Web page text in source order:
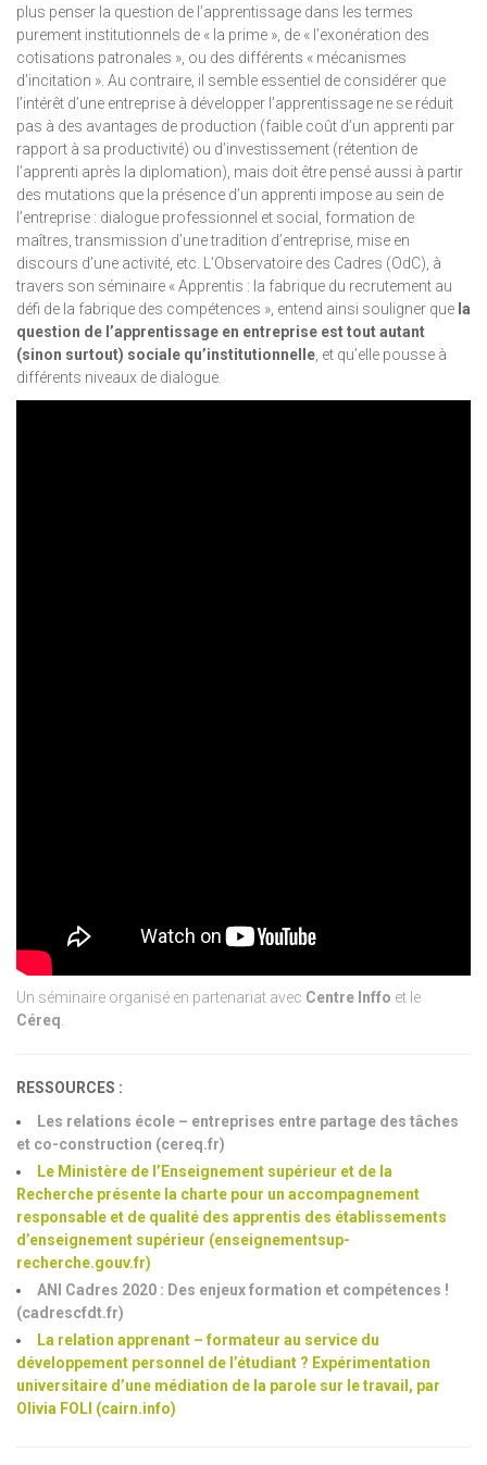
plus penser la question de l’apprentissage dans les termes
purement institutionnels de « la prime », de « l’exonération des
cotisations patronales », ou des différents « mécanismes
d’incitation ». Au contraire, il semble essentiel de considérer que
l’intérêt d’une entreprise à développer l’apprentissage ne se réduit
pas à des avantages de production (faible coût d’un apprenti par
rapport à sa productivité) ou d’investissement (rétention de
l’apprenti après la diplomation), mais doit être pensé aussi à partir
des mutations que la présence d’un apprenti impose au sein de
l’entreprise : dialogue professionnel et social, formation de
maîtres, transmission d’une tradition d’entreprise, mise en
discours d’une activité, etc. L’Observatoire des Cadres (OdC), à
travers son séminaire « Apprentis : la fabrique du recrutement au
défi de la fabrique des compétences », entend ainsi souligner que la
question de l’apprentissage en entreprise est tout autant
(sinon surtout) sociale qu’institutionnelle, et qu’elle pousse à
différents niveaux de dialogue.
Un séminaire organisé en partenariat avec Centre Inffo et le
Céreq.
RESSOURCES :
Les relations école – entreprises entre partage des tâches
et co-construction (cereq.fr)
Le Ministère de l’Enseignement supérieur et de la
Recherche présente la charte pour un accompagnement
responsable et de qualité des apprentis des établissements
d’enseignement supérieur (enseignementsup-
recherche.gouv.fr)
ANI Cadres 2020 : Des enjeux formation et compétences !
(cadrescfdt.fr)
La relation apprenant – formateur au service du
développement personnel de l’étudiant ? Expérimentation
universitaire d’une médiation de la parole sur le travail, par
Olivia FOLI (cairn.info)